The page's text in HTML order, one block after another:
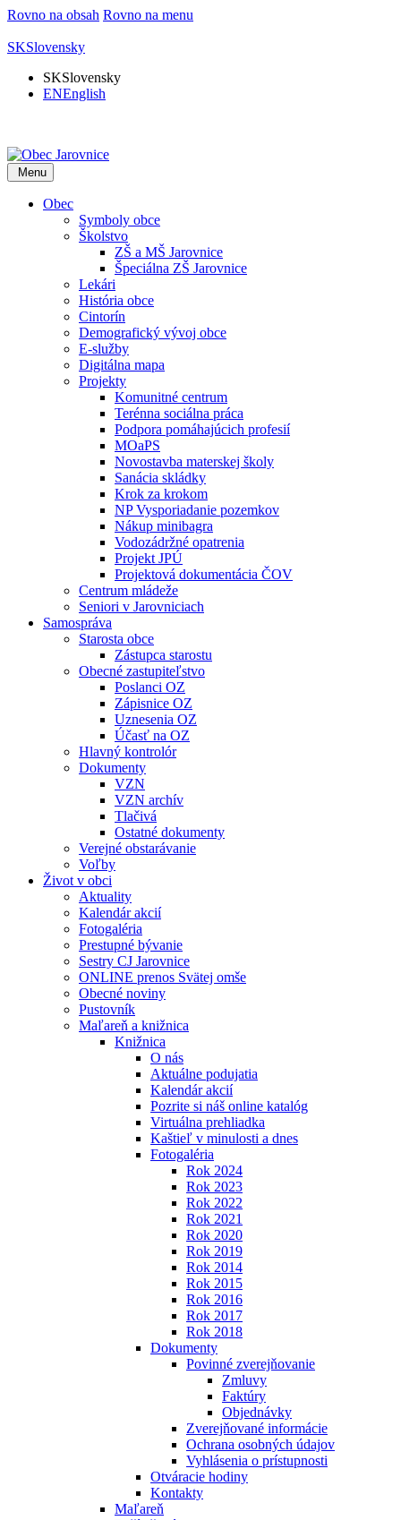
Rovno na obsah Rovno na menu
SKSlovensky
SKSlovensky
ENEnglish
Menu
Obec
Symboly obce
Školstvo
ZŠ a MŠ Jarovnice
Špeciálna ZŠ Jarovnice
Lekári
História obce
Cintorín
Demografický vývoj obce
E-služby
Digitálna mapa
Projekty
Komunitné centrum
Terénna sociálna práca
Podpora pomáhajúcich profesií
MOaPS
Novostavba materskej školy
Sanácia skládky
Krok za krokom
NP Vysporiadanie pozemkov
Nákup minibagra
Vodozádržné opatrenia
Projekt JPÚ
Projektová dokumentácia ČOV
Centrum mládeže
Seniori v Jarovniciach
Samospráva
Starosta obce
Zástupca starostu
Obecné zastupiteľstvo
Poslanci OZ
Zápisnice OZ
Uznesenia OZ
Účasť na OZ
Hlavný kontrolór
Dokumenty
VZN
VZN archív
Tlačivá
Ostatné dokumenty
Verejné obstarávanie
Voľby
Život v obci
Aktuality
Kalendár akcií
Fotogaléria
Prestupné bývanie
Sestry CJ Jarovnice
ONLINE prenos Svätej omše
Obecné noviny
Pustovník
Maľareň a knižnica
Knižnica
O nás
Aktuálne podujatia
Kalendár akcií
Pozrite si náš online katalóg
Virtuálna prehliadka
Kaštieľ v minulosti a dnes
Fotogaléria
Rok 2024
Rok 2023
Rok 2022
Rok 2021
Rok 2020
Rok 2019
Rok 2014
Rok 2015
Rok 2016
Rok 2017
Rok 2018
Dokumenty
Povinné zverejňovanie
Zmluvy
Faktúry
Objednávky
Zverejňované informácie
Ochrana osobných údajov
Vyhlásenia o prístupnosti
Otváracie hodiny
Kontakty
Maľareň